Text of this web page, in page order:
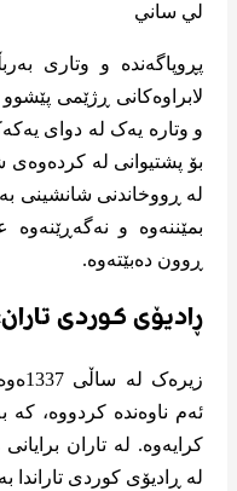
لي ساني
پڕوپاگەندە و وتاری
لابراوەکانی ڕژێمی
و وتارە یەک لە دوای
بۆ پشتیوانی لە
لە ڕووخاندنی شانشینی
بمێننەوە و
ڕوون دەبێتەوە.
ڕادیۆی کوردی
ئەم ناوەندە کردووە، کە
کرایەوە. لە تاران
لە ڕادیۆی کوردی تاراندا